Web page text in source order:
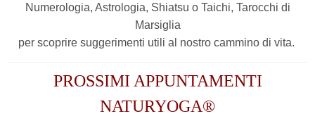
Numerologia, Astrologia, Shiatsu o Taichi, Tarocchi di
Marsiglia
per scoprire suggerimenti utili al nostro cammino di vita.
PROSSIMI APPUNTAMENTI
NATURYOGA®